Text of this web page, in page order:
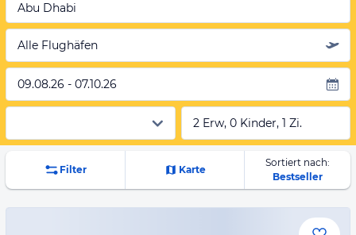
Abu Dhabi
Alle Flughäfen
09.08.26 - 07.10.26
2 Erw, 0 Kinder, 1 Zi.
Filter Karte
Sortiert nach:
Bestseller